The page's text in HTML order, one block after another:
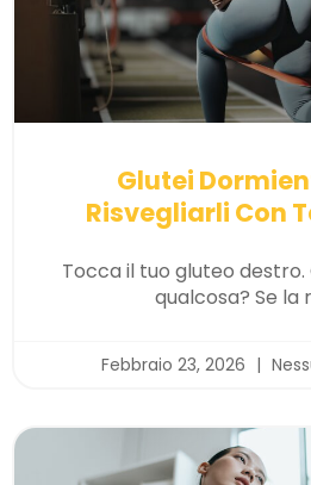
Glutei
Risvegliarli Con
Tocca il tuo gluteo
qualcosa? Se la
Febbraio 23, 2026